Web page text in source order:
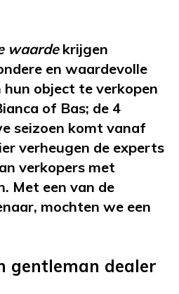
waardekrijgen
en waardevolle
hun object te verkopen
of Bas; de 4
seizoen komt vanaf
verheugen de experts
verkopers met
Met een van de
mochten we een
gentleman dealer